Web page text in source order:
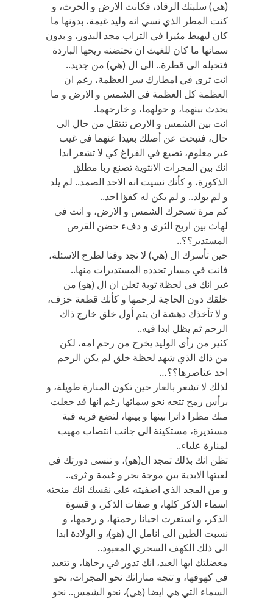
(هي) سلبتك الرقاد، فكانت الارض و الحرث، و
كنت المطر الذي نسي انه وليد غيمة، بدونها ما
كان ليهبط مثيرا في التراب مجد البذور، و بدون
سمائها ما كان للغيث ان تحتضنه ريحها الباردة
فتحيله الى قطرة.. الى ال (هي) من جديد..
انت ترى في امطارك سر العظمة، رغم ان
العظمة كل العظمة في الشمس و الارض و ما
يحدث بينهما، و حولهما، و خارجهما.
انت بين الشمس و الارض تنتقل من حال الى
حال، فتبحث عن أصلك بعيدا عنهما في غيب
غير معلوم، تضيع في الفراغ كي لا تشعر ابدا
انك بين المجرات الانثوية تصنع ربا مطلق
الذكورة، و كأنك نسيت انه الاحد الصمد.. لم يلد
و لم يولد.. و لم يكن له كفؤا احد..
كم مرة تسحرك الشمس و الارض، و انت في
لهاث بين اريج الثرى و دفء حضن القرص
المستدير؟؟..
حين تأسرك ال (هي) لا تجد وقتا لطرح الاسئلة،
فانت في مسار تحدده المستديرات منها..
غير انك في لحظة توبة تعلن ان ال (هو) من
خلقك دون الحاجة لرحمها و كأنك قطعة خزف،
و لا تأخذك دهشة ان يتم أول خلق خارج ذاك
الرحم ثم يظل ابدا فيه..
كثير من رأى الوليد يخرج من رحم امه، لكن
من ذاك الذي شهد لحظة خلق لم يكن الرحم
احد عناصرها؟؟…
لذلك لا تشعر بالعار حين تكون المنارة طويلة، و
برأس رمح تتجه نحو سمائها رغم انها قد جعلت
منك مطرا دائرا بينها و بينها، لتضع قربه قبة
مستديرة، مستكينة الى جانب انتصاب مهيب
لمنارة علياء..
تظن انك بذلك تمجد ال(هو)، و تنسى دورتك في
لعبتها الابدية بين موجة بحر و غيمة و ثرى..
و من المجد الذي اضفيته على نفسك انك منحته
اسماء الذكر كلها، و صفات الذكر، و قسوة
الذكر، و استعرت احيانا رحمتها، و رحمها، و
نسبت الطين الى انامل ال (هو)، و الولادة ابدا
الى ذلك الكهف السحري المعبود..
معضلتك ايها العبد، انك تدور في رحاها، و تتعبد
في كهوفها، و تتجه مناراتك نحو المجرات، نحو
السماء التي هي ايضا (هي)، نحو الشمس.. نحو